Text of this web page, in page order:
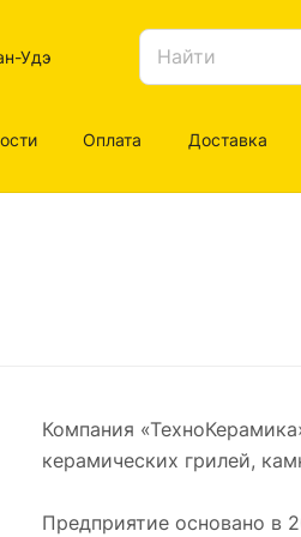
Удэ
Оплата Доставка
Компания
керамических грилей,
Предприятие основано в